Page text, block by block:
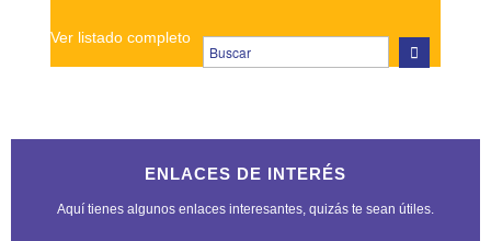
Ver listado completo
ENLACES DE INTERÉS
Aquí tienes algunos enlaces interesantes, quizás te sean útiles.